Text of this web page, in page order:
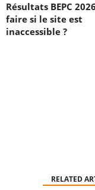
Résultats BEPC
faire si le site est
inaccessible ?
RELATED